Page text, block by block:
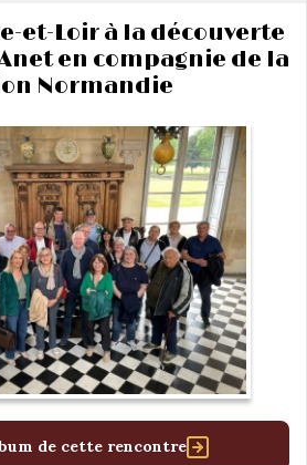
et-Loir à la découverte
en compagnie de la
Normandie
de cette rencontre